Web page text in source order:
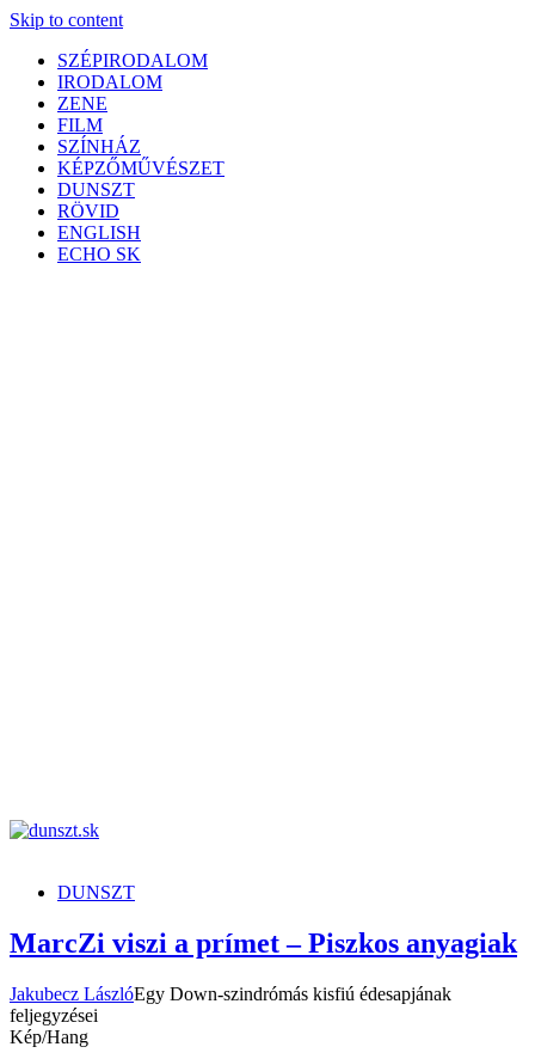
Skip to content
SZÉPIRODALOM
IRODALOM
ZENE
FILM
SZÍNHÁZ
KÉPZŐMŰVÉSZET
DUNSZT
RÖVID
ENGLISH
ECHO SK
DUNSZT
MarcZi viszi a prímet – Piszkos anyagiak
Jakubecz LászlóEgy Down-szindrómás kisfiú édesapjának
feljegyzései
Kép/Hang